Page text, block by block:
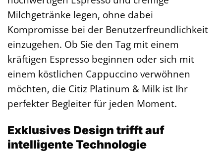
Milchgetränke legen, ohne dabei
Kompromisse bei der Benutzerfreundlichkeit
einzugehen. Ob Sie den Tag mit einem
kräftigen Espresso beginnen oder sich mit
einem köstlichen Cappuccino verwöhnen
möchten, die Citiz Platinum & Milk ist Ihr
perfekter Begleiter für jeden Moment.
Exklusives Design trifft auf
intelligente Technologie